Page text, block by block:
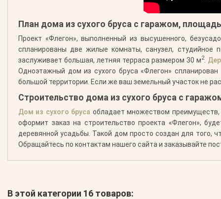
План дома из сухого бруса с гаражом,
Проект «Флегон», выполненный из высушенного,
спланированы две жилые комнаты, санузел, студийное
заслуживает большая, летняя терраса размером 30 м2.
Одноэтажный дом из сухого бруса «Флегон»
большой территории. Если же ваш земельный участок не
Строительство дома из сухого бруса с
Дом из сухого бруса обладает множеством преимуществ,
оформит заказ на строительство проекта «Флегон»,
деревянной усадьбы. Такой дом просто создан для того,
Обращайтесь по контактам нашего сайта и заказывайте
В этой категории 16 товаров: